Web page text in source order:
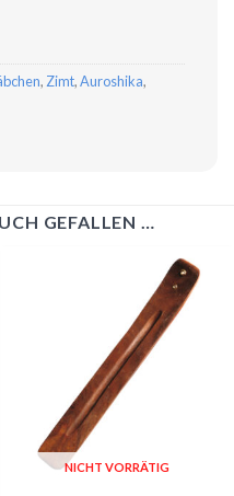
, Zimt,Auroshika,
GEFALLEN …
NICHT VORRÄTIG